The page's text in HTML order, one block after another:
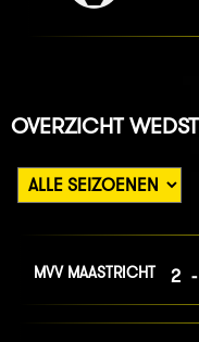
OVERZICHT
MVV MAASTRICHT